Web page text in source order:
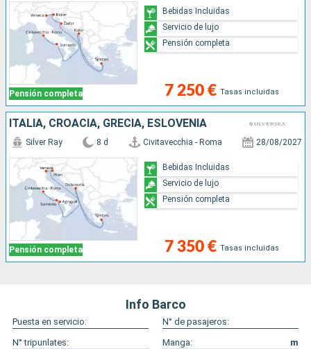
Pensión completa 7 250 € Tasas incluidas
Bebidas Incluidas
Servicio de lujo
Pensión completa
ITALIA, CROACIA, GRECIA, ESLOVENIA
Pensión completa
Silver Ray 8 d Civitavecchia - Roma 28/08/2027
7 350 € Tasas incluidas
Bebidas Incluidas
Servicio de lujo
Pensión completa
Info Barco
Puesta en servicio:
N° de pasajeros:
N° tripunlates:
Manga:
m